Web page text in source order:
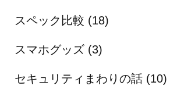
スペック比較 (18)
スマホグッズ (3)
セキュリティまわりの話 (10)